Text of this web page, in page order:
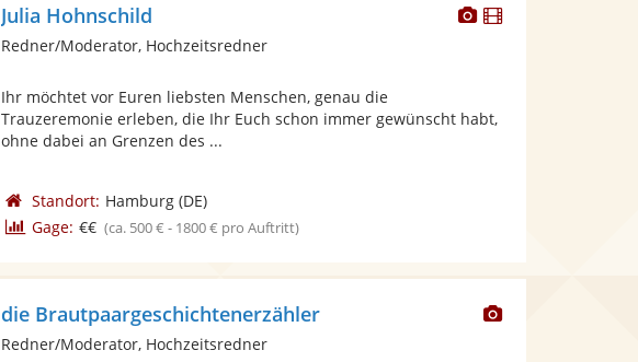
Dieser
bereit.
Dieser
Julia Hohnschild
Redner/Moderator, Hochzeitsredner
Ihr möchtet vor Euren liebsten Menschen, genau die
Trauzeremonie erleben, die Ihr Euch schon immer gewünscht habt,
ohne dabei an Grenzen des ...
Standort: Hamburg(DE)
Gage: €€ (ca. 500 € - 1800 € pro Auftritt)
Dieser
die Brautpaargeschichtenerzähler
Redner/Moderator, Hochzeitsredner